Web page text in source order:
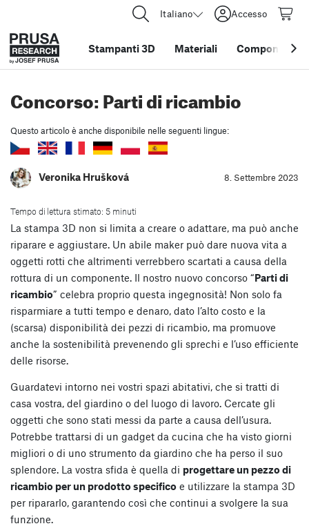
Italiano Accesso
Stampanti 3D Materiali Componenti e
Concorso: Parti di ricambio
Questo articolo è anche disponibile nelle seguenti lingue:
Veronika Hrušková 8. Settembre 2023
Tempo di lettura stimato: 5 minuti
La stampa 3D non si limita a creare o adattare, ma può anche
riparare e aggiustare. Un abile maker può dare nuova vita a
oggetti rotti che altrimenti verrebbero scartati a causa della
rottura di un componente. Il nostro nuovo concorso “Parti di
ricambio” celebra proprio questa ingegnosità! Non solo fa
risparmiare a tutti tempo e denaro, dato l’alto costo e la
(scarsa) disponibilità dei pezzi di ricambio, ma promuove
anche la sostenibilità prevenendo gli sprechi e l’uso efficiente
delle risorse.
Guardatevi intorno nei vostri spazi abitativi, che si tratti di
casa vostra, del giardino o del luogo di lavoro. Cercate gli
oggetti che sono stati messi da parte a causa dell’usura.
Potrebbe trattarsi di un gadget da cucina che ha visto giorni
migliori o di uno strumento da giardino che ha perso il suo
splendore. La vostra sfida è quella di progettare un pezzo di
ricambio per un prodotto specifico e utilizzare la stampa 3D
per ripararlo, garantendo così che continui a svolgere la sua
funzione.